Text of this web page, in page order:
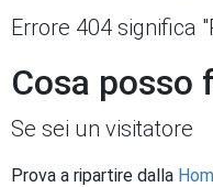
Errore 404 significa
Cosa posso
Se sei un visitatore
Prova a ripartire dalla